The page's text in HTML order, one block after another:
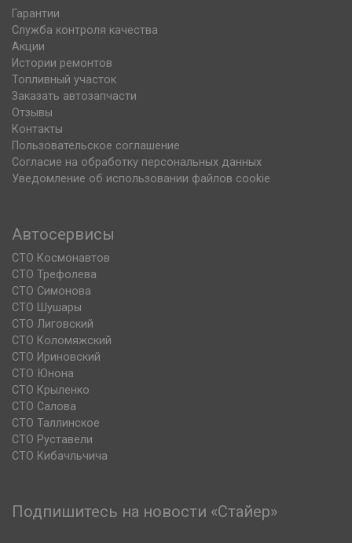
Гарантии
Служба контроля качества
Акции
Истории ремонтов
Топливный участок
Заказать автозапчасти
Отзывы
Контакты
Пользовательское соглашение
Согласие на обработку персональных данных
Уведомление об использовании файлов cookie
Автосервисы
СТО Космонавтов
СТО Трефолева
СТО Симонова
СТО Шушары
СТО Лиговский
СТО Коломяжский
СТО Ириновский
СТО Юнона
СТО Крыленко
СТО Салова
СТО Таллинское
СТО Руставели
СТО Кибачльчича
Подпишитесь на новости «Стайер»